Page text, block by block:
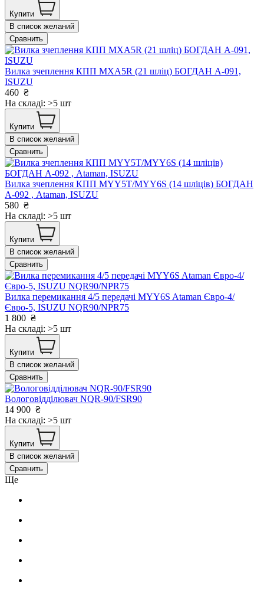
Купити
В список желаний
Сравнить
Вилка зчеплення КПП MXA5R (21 шліц) БОГДАН А-091,
ISUZU
460 ₴
На складі: >5 шт
Купити
В список желаний
Сравнить
Вилка зчеплення КПП MYY5T/MYY6S (14 шліців) БОГДАН
А-092 , Ataman, ISUZU
580 ₴
На складі: >5 шт
Купити
В список желаний
Сравнить
Вилка перемикання 4/5 передачі MYY6S Ataman Євро-4/
Євро-5, ISUZU NQR90/NPR75
1 800 ₴
На складі: >5 шт
Купити
В список желаний
Сравнить
Вологовідділювач NQR-90/FSR90
14 900 ₴
На складі: >5 шт
Купити
В список желаний
Сравнить
Ще